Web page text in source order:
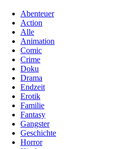
Abenteuer
Action
Alle
Animation
Comic
Crime
Doku
Drama
Endzeit
Erotik
Familie
Fantasy
Gangster
Geschichte
Horror